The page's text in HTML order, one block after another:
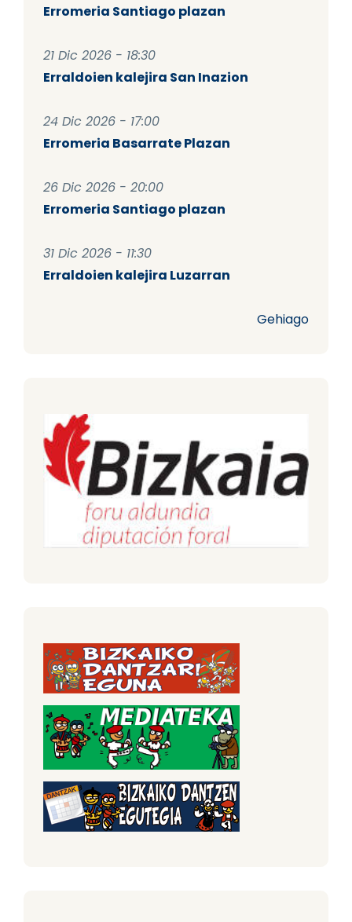
Erromeria Santiago plazan
21 Dic 2026 - 18:30
Erraldoien kalejira San Inazion
24 Dic 2026 - 17:00
Erromeria Basarrate Plazan
26 Dic 2026 - 20:00
Erromeria Santiago plazan
31 Dic 2026 - 11:30
Erraldoien kalejira Luzarran
Gehiago